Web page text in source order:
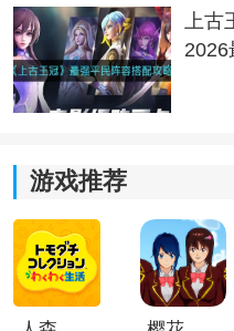
想要的角色，更多资讯请
的查看。
上古
2026
游戏推荐